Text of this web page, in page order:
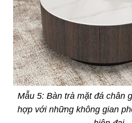
Mẫu 5: Bàn trà mặt đá chân
hợp với những không gian